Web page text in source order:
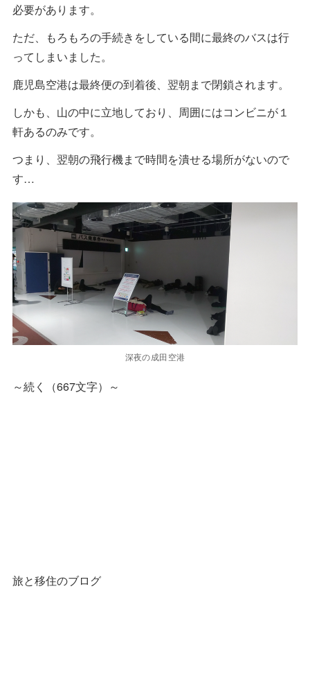
必要があります。
ただ、もろもろの手続きをしている間に最終のバスは行
ってしまいました。
鹿児島空港は最終便の到着後、翌朝まで閉鎖されます。
しかも、山の中に立地しており、周囲にはコンビニが１
軒あるのみです。
つまり、翌朝の飛行機まで時間を潰せる場所がないので
す…
深夜の成田空港
～続く（667文字）～
旅と移住のブログ